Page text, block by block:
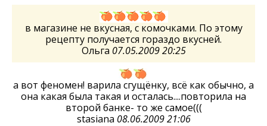
в магазине не вкусная, с комочками. По этому
рецепту получается гораздо вкусней.
Ольга 07.05.2009 20:25
а вот феномен! варила сгущёнку, всё как обычно, а
она какая была такая и осталась....повторила на
второй банке- то же самое(((
stasiana 08.06.2009 21:06